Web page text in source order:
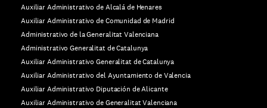
Auxiliar Administrativo de Alcalá de Henares
Auxiliar Administrativo de Comunidad de Madrid
Administrativo de la Generalitat Valenciana
Administrativo Generalitat de Catalunya
Auxiliar Administrativo Generalitat de Catalunya
Auxiliar Administrativo del Ayuntamiento de Valencia
Auxiliar Administrativo Diputación de Alicante
Auxiliar Administrativo de Generalitat Valenciana